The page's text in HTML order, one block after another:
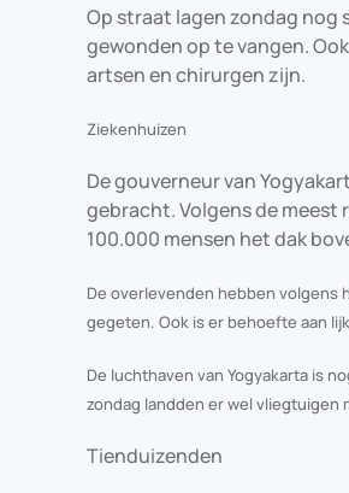
Op straat lagen zondag nog
gewonden op te vangen.
artsen en chirurgen zijn.
Ziekenhuizen
De gouverneur van
gebracht. Volgens de meest
100.000 mensen het dak
De overlevenden hebben volgens
gegeten. Ook is er behoefte aan
De luchthaven van Yogyakarta is
zondag landden er wel
Tienduizenden